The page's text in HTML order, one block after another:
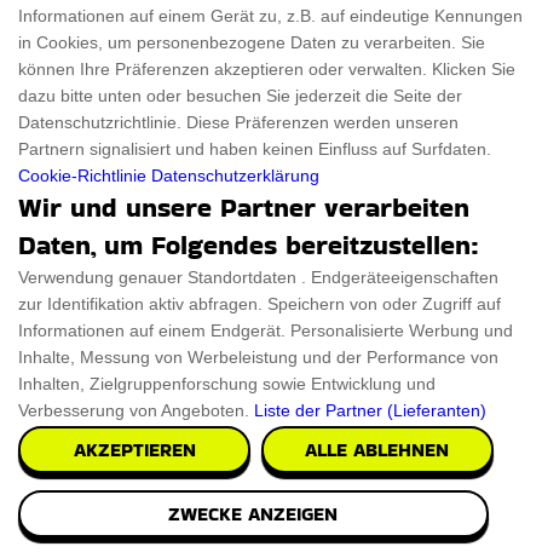
Informationen auf einem Gerät zu, z.B. auf eindeutige Kennungen
in Cookies, um personenbezogene Daten zu verarbeiten. Sie
können Ihre Präferenzen akzeptieren oder verwalten. Klicken Sie
dazu bitte unten oder besuchen Sie jederzeit die Seite der
Datenschutzrichtlinie. Diese Präferenzen werden unseren
Partnern signalisiert und haben keinen Einfluss auf Surfdaten.
Cookie-Richtlinie Datenschutzerklärung
Wir und unsere Partner verarbeiten
Daten, um Folgendes bereitzustellen:
Verwendung genauer Standortdaten . Endgeräteeigenschaften
zur Identifikation aktiv abfragen. Speichern von oder Zugriff auf
Informationen auf einem Endgerät. Personalisierte Werbung und
Inhalte, Messung von Werbeleistung und der Performance von
Inhalten, Zielgruppenforschung sowie Entwicklung und
Verbesserung von Angeboten. Liste der Partner (Lieferanten)
AKZEPTIEREN ALLE ABLEHNEN
ZWECKE ANZEIGEN